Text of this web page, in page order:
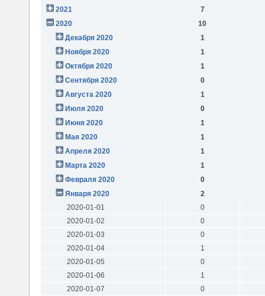
2021
7
2020
10
Декабря 2020
1
Ноября 2020
1
Октября 2020
1
Сентября 2020
0
Августа 2020
1
Июля 2020
0
Июня 2020
1
Мая 2020
1
Апреля 2020
1
Марта 2020
1
Февраля 2020
0
Января 2020
2
2020-01-01
0
2020-01-02
0
2020-01-03
0
2020-01-04
1
2020-01-05
0
2020-01-06
1
2020-01-07
0